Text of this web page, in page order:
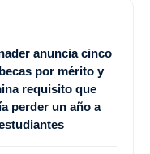
anuncia cinco
por mérito y
requisito que
perder un año a